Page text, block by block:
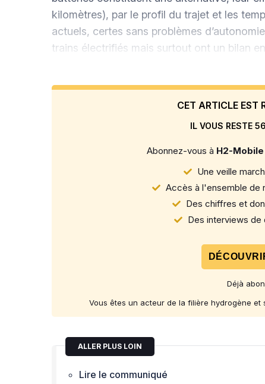
kilomètres), par le profil du trajet et les
actuels, certes sans problèmes
trains électrifiés mais surtout ont un bilan
CET ARTICLE EST
IL VOUS RESTE
Abonnez-vous à H2-
Une veille
Accès à l'ensemble de
Des chiffres et
Des interviews
Déjà
Vous êtes un acteur de la filière hydrogène
ALLER PLUS LOIN
Lire le communiqué